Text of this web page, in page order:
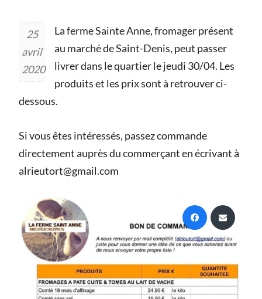
25
avril
2020
La ferme Sainte Anne, fromager présent
au marché de Saint-Denis, peut passer
livrer dans le quartier le jeudi 30/04. Les
produits et les prix sont à retrouver ci-
dessous.
Si vous êtes intéressés, passez commande
directement auprès du commerçant en écrivant à
alrieutort@gmail.com